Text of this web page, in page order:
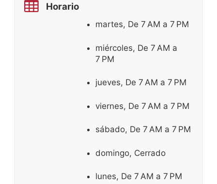
Horario
martes, De 7 AM a 7 PM
miércoles, De 7 AM a
7 PM
jueves, De 7 AM a 7 PM
viernes, De 7 AM a 7 PM
sábado, De 7 AM a 7 PM
domingo, Cerrado
lunes, De 7 AM a 7 PM